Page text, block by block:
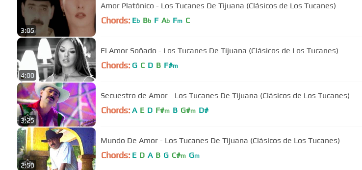
3:05
Amor Platónico - Los Tucanes De Tijuana (Clásicos de Los Tucanes)
Chords: Eb Bb F Ab Fm C
4:00
El Amor Soñado - Los Tucanes De Tijuana (Clásicos de Los Tucanes)
Chords: G C D B F#m
3:25
Secuestro de Amor - Los Tucanes De Tijuana (Clásicos de Los Tucanes)
Chords: A E D F#m B G#m D#
2:50
Mundo De Amor - Los Tucanes De Tijuana (Clásicos de Los Tucanes)
Chords: E D A B G C#m Gm